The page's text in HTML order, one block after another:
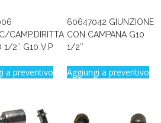
CAMP.DIRITTA
1/2″ G10 V.P
a preventivo
60647042 GIUNZIONE
CON CAMPANA G10
1/2″
Aggiungi a preventivo